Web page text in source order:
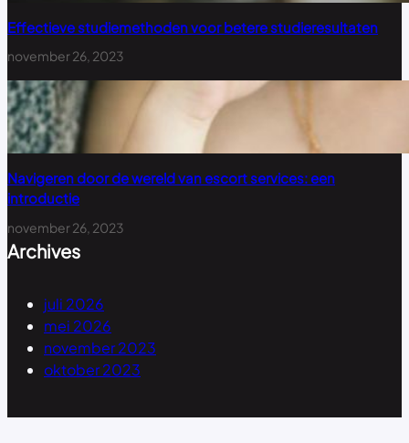
Effectieve studiemethoden voor betere studieresultaten
november 26, 2023
Navigeren door de wereld van escort services: een
introductie
november 26, 2023
Archives
juli 2026
mei 2026
november 2023
oktober 2023